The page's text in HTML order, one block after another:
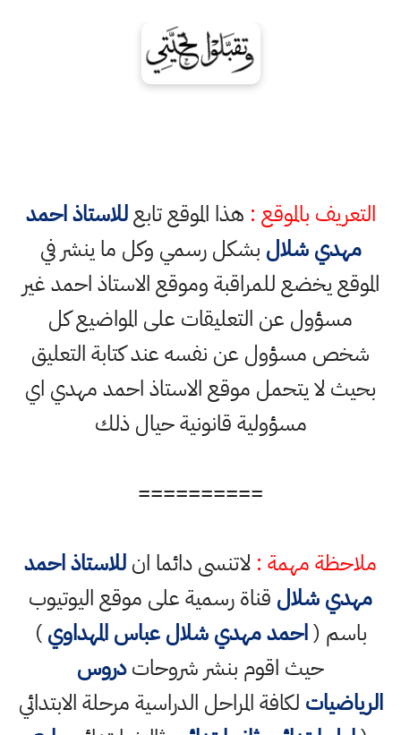
التعريف بالموقع : هذا الموقع تابعللاستاذ احمد
مهدي شلال بشكل رسمي وكل ما ينشر في
الموقع يخضع للمراقبة وموقع الاستاذ احمد غير
مسؤول عن التعليقات على المواضيع كل
شخص مسؤول عن نفسه عند كتابة التعليق
بحيث لا يتحمل موقع الاستاذ احمد مهدي اي
مسؤولية قانونية حيال ذلك
==========
ملاحظة مهمة : لاتنسى دائما انللاستاذ احمد
مهدي شلال قناة رسمية على موقع اليوتيوب
باسم (احمد مهدي شلال عباس المهداوي)
حيث اقوم بنشر شروحاتدروس
الرياضيات لكافة المراحل الدراسية مرحلة الابتدائي